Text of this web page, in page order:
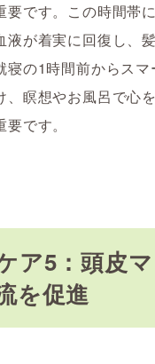
要です。この時間帯
液が着実に回復し、
寝の1時間前からス
、瞑想やお風呂で心
です。
ア5：頭皮
を促進